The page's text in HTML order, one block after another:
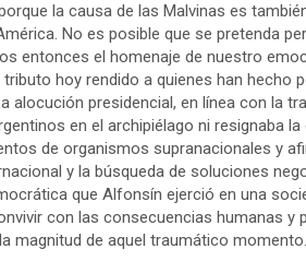
la causa de las Malvinas es
No es posible que se pretenda
entonces el homenaje de nuestro
tributo hoy rendido a quienes han
alocución presidencial, en línea con la
en el archipiélago ni resignaba
de organismos supranacionales y
y la búsqueda de soluciones
que Alfonsín ejerció en una
con las consecuencias humanas
magnitud de aquel traumático